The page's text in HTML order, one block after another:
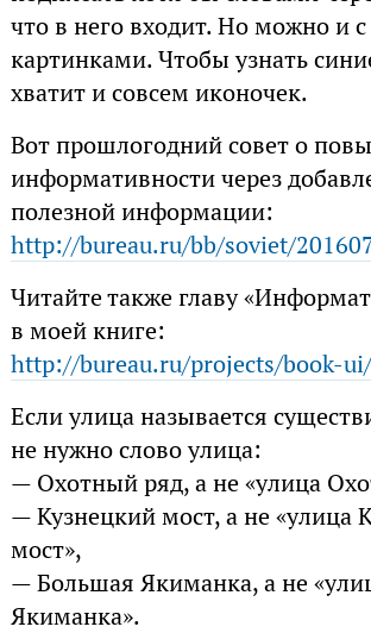
что в него входит. Но можно и
картинками. Чтобы узнать
хватит и совсем иконочек.
Вот прошлогодний совет о
информативности через
полезной информации:
http://bureau.ru/bb/soviet/
Читайте также главу
в моей книге:
http://bureau.ru/projects/book-ui/
Если улица называется
не нужно слово улица:
— Охотный ряд, а не «улица
— Кузнецкий мост, а не «улица
мост»,
— Большая Якиманка, а не
Якиманка».